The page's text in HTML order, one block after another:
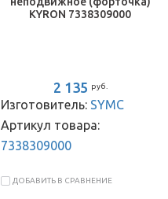
KYRON 7338309000
2 135 руб.
Изготовитель: SYMC
Артикул товара:
7338309000
ДОБАВИТЬ В СРАВНЕНИЕ